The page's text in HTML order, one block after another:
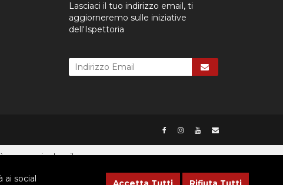
ai social
Lasciaci il tuo indirizzo email, ti
aggiorneremo sulle iniziative
dell'Ispettoria
necessario dare il consenso.